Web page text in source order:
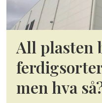
All plasten
men hva